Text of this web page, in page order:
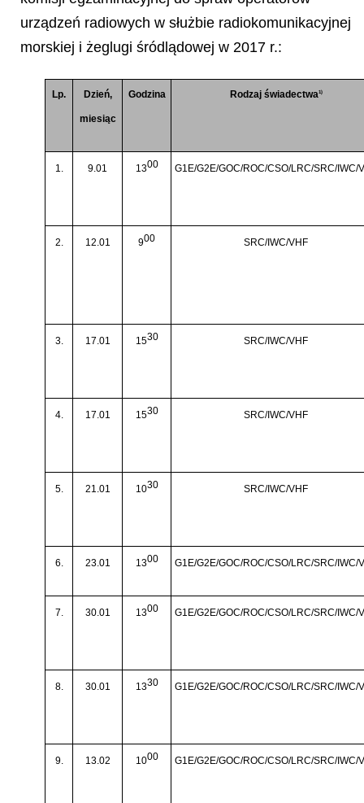
urządzeń radiowych w służbie radiokomunikacyjnej
morskiej i żeglugi śródlądowej w 2017 r.:
Lp. Dzień,
miesiąc
Godzina Rodzaj świadectwa1)
1. 9.01 1300 G1E/G2E/GOC/ROC/CSO/LRC/SRC/IWC/
2. 12.01 900 SRC/IWC/VHF
3. 17.01 1530 SRC/IWC/VHF
4. 17.01 1530 SRC/IWC/VHF
5. 21.01 1030 SRC/IWC/VHF
6. 23.01 1300 G1E/G2E/GOC/ROC/CSO/LRC/SRC/IWC/
7. 30.01 1300 G1E/G2E/GOC/ROC/CSO/LRC/SRC/IWC/
8. 30.01 1330 G1E/G2E/GOC/ROC/CSO/LRC/SRC/IWC/
9. 13.02 1000 G1E/G2E/GOC/ROC/CSO/LRC/SRC/IWC/